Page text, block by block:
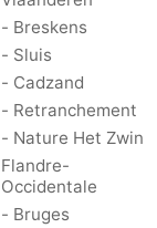
- Breskens
- Sluis
- Cadzand
- Retranchement
- Nature Het Zwin
Flandre-
Occidentale
- Bruges